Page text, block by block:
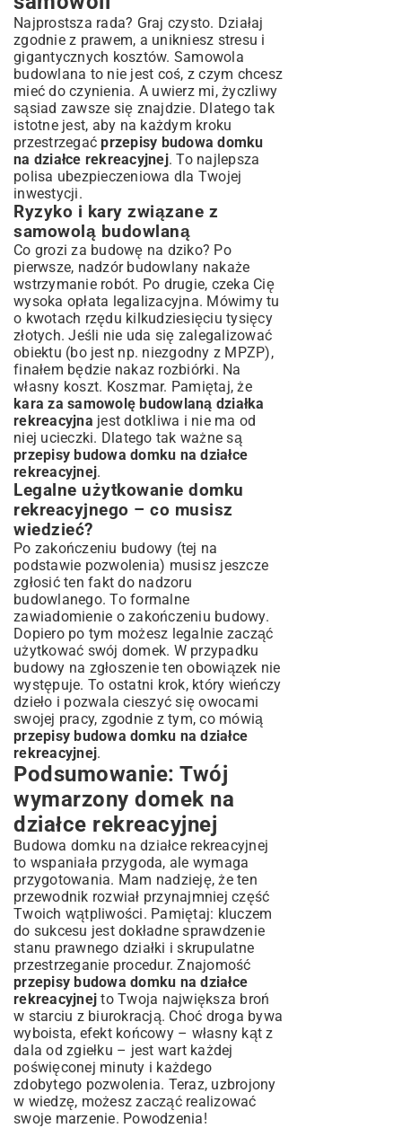
Najprostsza rada? Graj czysto. Działaj
zgodnie z prawem, a unikniesz stresu i
gigantycznych kosztów. Samowola
budowlana to nie jest coś, z czym chcesz
mieć do czynienia. A uwierz mi, życzliwy
sąsiad zawsze się znajdzie. Dlatego tak
istotne jest, aby na każdym kroku
przestrzegaćprzepisy budowa domku
na działce rekreacyjnej. To najlepsza
polisa ubezpieczeniowa dla Twojej
inwestycji.
Ryzyko i kary związane z
samowolą budowlaną
Co grozi za budowę na dziko? Po
pierwsze, nadzór budowlany nakaże
wstrzymanie robót. Po drugie, czeka Cię
wysoka opłata legalizacyjna. Mówimy tu
o kwotach rzędu kilkudziesięciu tysięcy
złotych. Jeśli nie uda się zalegalizować
obiektu (bo jest np. niezgodny z MPZP),
finałem będzie nakaz rozbiórki. Na
własny koszt. Koszmar. Pamiętaj, że
kara za samowolę budowlaną działka
rekreacyjna jest dotkliwa i nie ma od
niej ucieczki. Dlatego tak ważne są
przepisy budowa domku na działce
rekreacyjnej.
Legalne użytkowanie domku
rekreacyjnego – co musisz
wiedzieć?
Po zakończeniu budowy (tej na
podstawie pozwolenia) musisz jeszcze
zgłosić ten fakt do nadzoru
budowlanego. To formalne
zawiadomienie o zakończeniu budowy.
Dopiero po tym możesz legalnie zacząć
użytkować swój domek. W przypadku
budowy na zgłoszenie ten obowiązek nie
występuje. To ostatni krok, który wieńczy
dzieło i pozwala cieszyć się owocami
swojej pracy, zgodnie z tym, co mówią
przepisy budowa domku na działce
rekreacyjnej.
Podsumowanie: Twój
wymarzony domek na
działce rekreacyjnej
Budowa domku na działce rekreacyjnej
to wspaniała przygoda, ale wymaga
przygotowania. Mam nadzieję, że ten
przewodnik rozwiał przynajmniej część
Twoich wątpliwości. Pamiętaj: kluczem
do sukcesu jest dokładne sprawdzenie
stanu prawnego działki i skrupulatne
przestrzeganie procedur. Znajomość
przepisy budowa domku na działce
rekreacyjnej to Twoja największa broń
w starciu z biurokracją. Choć droga bywa
wyboista, efekt końcowy – własny kąt z
dala od zgiełku – jest wart każdej
poświęconej minuty i każdego
zdobytego pozwolenia. Teraz, uzbrojony
w wiedzę, możesz zacząć realizować
swoje marzenie. Powodzenia!